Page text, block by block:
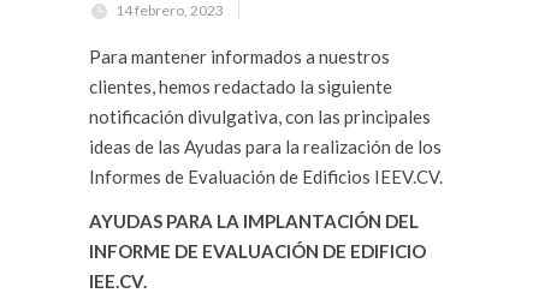
14 febrero, 2023
Para mantener informados a nuestros
clientes, hemos redactado la siguiente
notificación divulgativa, con las principales
ideas de las Ayudas para la realización de los
Informes de Evaluación de Edificios IEEV.CV.
AYUDAS PARA LA IMPLANTACIÓN DEL
INFORME DE EVALUACIÓN DE EDIFICIO
IEE.CV.